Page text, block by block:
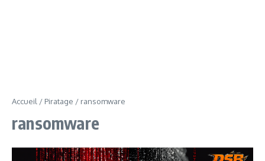
Accueil / Piratage / ransomware
ransomware